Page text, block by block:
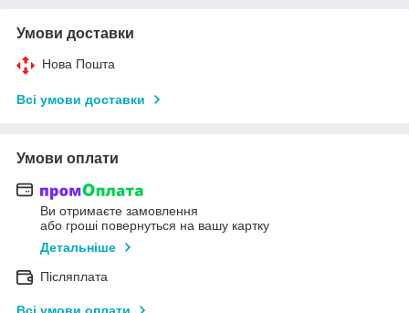
Умови доставки
Нова Пошта
Всі умови доставки
Умови оплати
Ви отримаєте замовлення
або гроші повернуться на вашу картку
Детальніше
Післяплата